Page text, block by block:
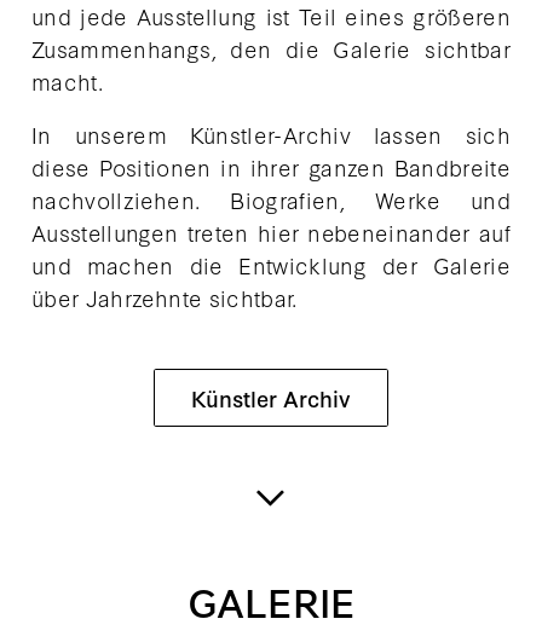
und jede Ausstellung ist Teil eines größeren
Zusammenhangs, den die Galerie sichtbar
macht.
In unserem Künstler-Archiv lassen sich
diese Positionen in ihrer ganzen Bandbreite
nachvollziehen. Biografien, Werke und
Ausstellungen treten hier nebeneinander auf
und machen die Entwicklung der Galerie
über Jahrzehnte sichtbar.
Künstler Archiv
GALERIE